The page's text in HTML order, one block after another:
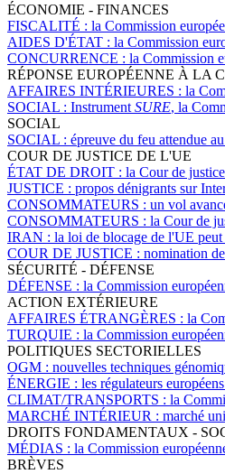
ÉCONOMIE - FINANCES
FISCALITÉ : la Commission
AIDES D'ÉTAT : la Commission
CONCURRENCE : la Commission
RÉPONSE EUROPÉENNE À LA
AFFAIRES INTÉRIEURES : la
SOCIAL : Instrument SURE, la
SOCIAL
SOCIAL : épreuve du feu attendue
COUR DE JUSTICE DE L'UE
ÉTAT DE DROIT : la Cour de
JUSTICE : propos dénigrants sur
CONSOMMATEURS : un vol
CONSOMMATEURS : la Cour de
IRAN : la loi de blocage de l'UE peut
COUR DE JUSTICE : nomination
SÉCURITÉ - DÉFENSE
DÉFENSE : la Commission
ACTION EXTÉRIEURE
AFFAIRES ÉTRANGÈRES : la
TURQUIE : la Commission
POLITIQUES SECTORIELLES
OGM : nouvelles techniques
ÉNERGIE : les régulateurs
CLIMAT/TRANSPORTS : la
MARCHÉ INTÉRIEUR : marché
DROITS FONDAMENTAUX -
MÉDIAS : la Commission
BRÈVES